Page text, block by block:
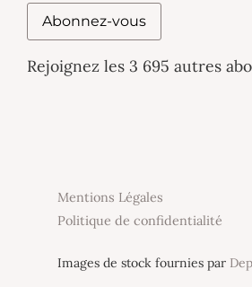
Abonnez-vous
Rejoignez les 3 695 autres
Mentions Légales
Politique de confidentialité
Images de stock fournies par